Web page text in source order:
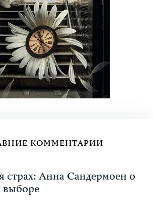
КОММЕНТАРИИ
страх: Анна Сандермоен о
выборе